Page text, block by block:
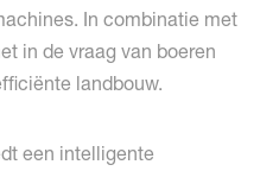
In combinatie met
in de vraag van boeren
landbouw.
een intelligente